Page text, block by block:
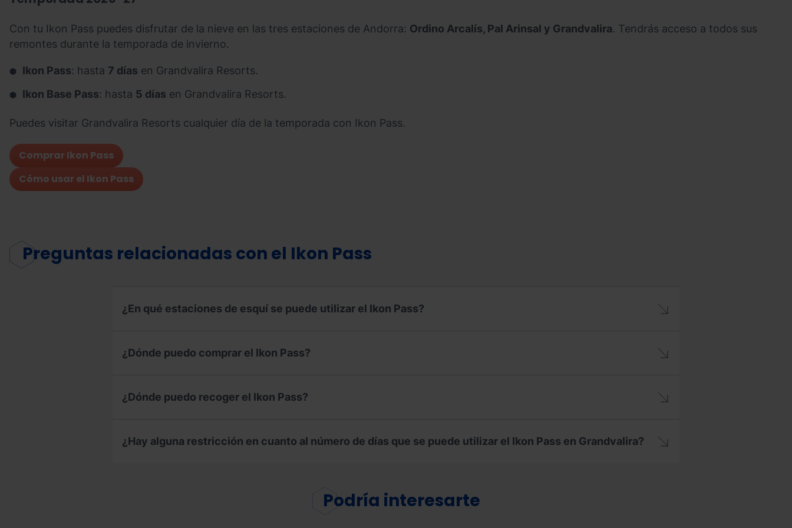
Con tu Ikon Pass puedes disfrutar de la nieve en las tres estaciones de Andorra: Ordino Arcalís, Pal Arinsal y Grandvalira. Tendrás acceso a todos sus
remontes durante la temporada de invierno.
Ikon Pass: hasta 7 días en Grandvalira Resorts.
Ikon Base Pass: hasta 5 días en Grandvalira Resorts.
Puedes visitar Grandvalira Resorts cualquier día de la temporada con Ikon Pass.
Comprar Ikon Pass
Cómo usar el Ikon Pass
Preguntas relacionadas con el Ikon Pass
¿En qué estaciones de esquí se puede utilizar el Ikon Pass?
¿Dónde puedo comprar el Ikon Pass?
¿Dónde puedo recoger el Ikon Pass?
¿Hay alguna restricción en cuanto al número de días que se puede utilizar el Ikon Pass en Grandvalira?
Podría interesarte